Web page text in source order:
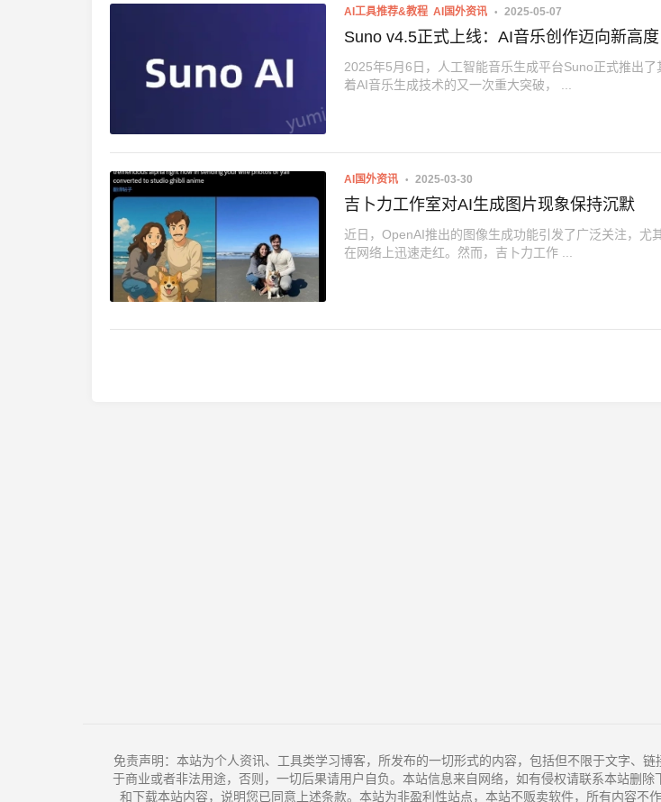
AI工具推荐&教程 AI国外资讯 2025-05-07
Suno v4.5正式上线：AI音乐创作迈向新高度
2025年5月6日，人工智能音乐生成平台Suno正式推出
着AI音乐生成技术的又一次重大突破， ...
AI国外资讯 2025-03-30
吉卜力工作室对AI生成图片现象保持沉默
近日，OpenAI推出的图像生成功能引发了广泛关注，尤
在网络上迅速走红。然而，吉卜力工作 ...
免责声明：本站为个人资讯、工具类学习博客，所发布的一切形式的内容，包括但不限于文字、
于商业或者非法用途，否则，一切后果请用户自负。本站信息来自网络，如有侵权请联系本站删
和下载本站内容，说明您已同意上述条款。本站为非盈利性站点，本站不贩卖软件，所有内容不